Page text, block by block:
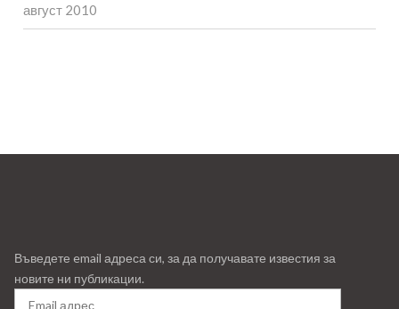
август 2010
Въведете email адреса си, за да получавате известия за
новите ни публикации.
Email